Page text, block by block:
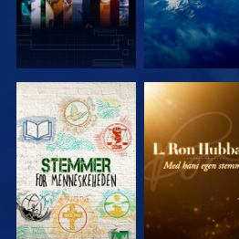
UDFORSK
SERIEN
UDFORSK
SERIEN